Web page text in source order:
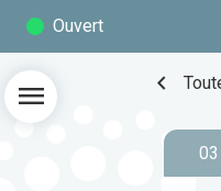
Ouvert
menu chevron_left